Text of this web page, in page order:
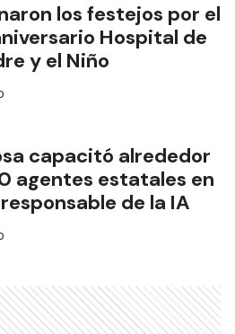
los festejos por el
Hospital de
y el Niño
capacitó alrededor
agentes estatales en
de la IA